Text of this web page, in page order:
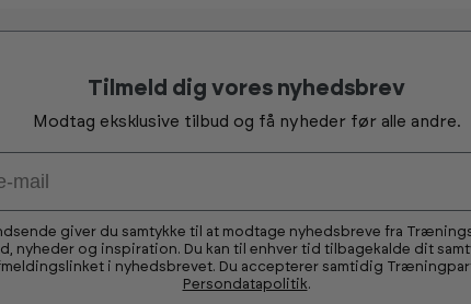
Tilmeld dig vores nyhedsbrev
Modtag eksklusive tilbud og få nyheder før alle andre.
giver du samtykke til at modtage nyhedsbreve fra
nyheder og inspiration. Du kan til enhver tid tilbagekalde dit
i nyhedsbrevet. Du accepterer samtidig
Persondatapolitik.